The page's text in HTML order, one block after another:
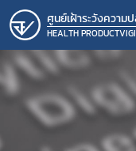
ศูนย์เฝ้าระวังควา
HEALTH